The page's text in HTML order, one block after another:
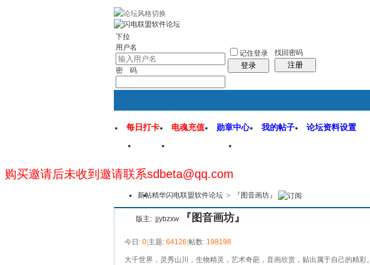
下拉
用户名
密 码
记住登录
登录
找回密码
注册
首页 闪电联盟论坛
每日打卡 电魂充值 勋章中心 我的帖子 论坛资料设置
购买邀请后未收到邀请联系sdbeta@qq.com
新帖精华闪电联盟软件论坛 > 『图音画坊』
版主: jjybzxw 『图音画坊』
今日: 0|主题: 64126|帖数: 198198
大千世界，灵秀山川，生物精灵，艺术奇葩，音画欣赏，贴出属于自己的精彩。